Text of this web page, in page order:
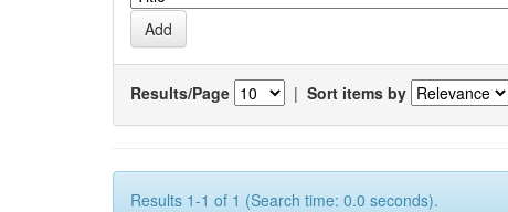
Results/Page | Sort items by
Results 1-1 of 1 (Search time: 0.0 seconds).